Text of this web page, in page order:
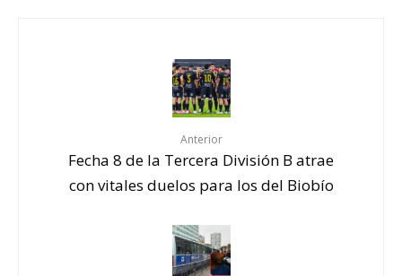
Anterior
Fecha 8 de la Tercera División B atrae
con vitales duelos para los del Biobío